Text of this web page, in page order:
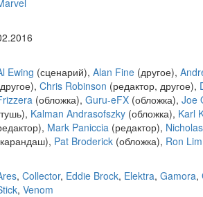
Ewing (сценарий), Alan Fine (другое),
Chris Robinson (редактор, другое),
(обложка), Guru-eFX (обложка), Joe
Kalman Andrasofszky (обложка), Karl
Mark Paniccia (редактор),
Pat Broderick (обложка), Ron Lim
, Collector, Eddie Brock, Elektra, Gamora,
, Venom